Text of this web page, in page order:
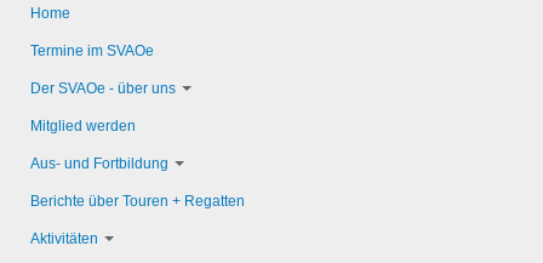
Home
Termine im SVAOe
Der SVAOe - über uns
Mitglied werden
Aus- und Fortbildung
Berichte über Touren + Regatten
Aktivitäten